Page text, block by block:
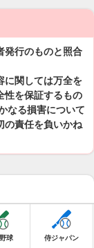
発行のものと照合
に関しては万全を
性を保証するもの
なる損害について
の責任を負いかね
球 侍ジャパン